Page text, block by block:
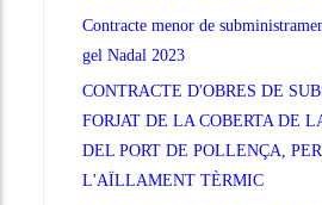
Contracte menor de
gel Nadal 2023
CONTRACTE D'OBRES DE
FORJAT DE LA COBERTA DE
DEL PORT DE POLLENÇA,
L'AÏLLAMENT TÈRMIC